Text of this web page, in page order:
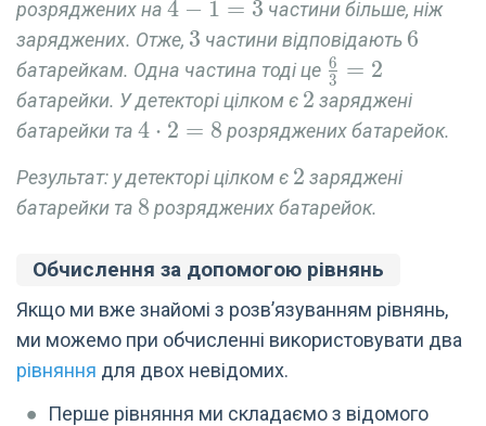
розряджених на 4-
1=3
4 − 1 = 3 частини більше, ніж
заряджених. Отже, 3
3 частини відповідають 6
6
батарейкам. Одна частина тоді це \frac{6}
{3}=2
3
6 = 2
батарейки. У детекторі цілком є 2
2 заряджені
батарейки та 4
2 = 8
4 ⋅ 2 = 8 розряджених батарейок.
Результат: у детекторі цілком є 2
2 заряджені
батарейки та 8
8 розряджених батарейок.
Обчислення за допомогою рівнянь
Якщо ми вже знайомі з розв’язуванням рівнянь,
ми можемо при обчисленні використовувати два
рівняння для двох невідомих.
Перше рівняння ми складаємо з відомого